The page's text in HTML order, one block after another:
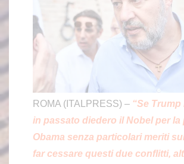
ROMA (ITALPRESS) – “Se
in passato diedero il Nobel per la
Obama senza particolari meriti
far cessare questi due conflitti,